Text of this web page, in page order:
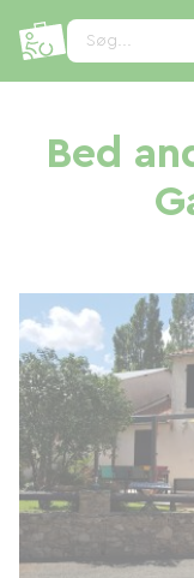
Søg...
Bed
CCookie-